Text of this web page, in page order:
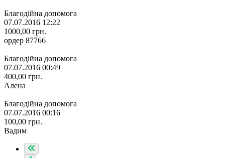
Благодійна допомога
07.07.2016 12:22
1000,00 грн.
ордер 87766
Благодійна допомога
07.07.2016 00:49
400,00 грн.
Алена
Благодійна допомога
07.07.2016 00:16
100,00 грн.
Вадим